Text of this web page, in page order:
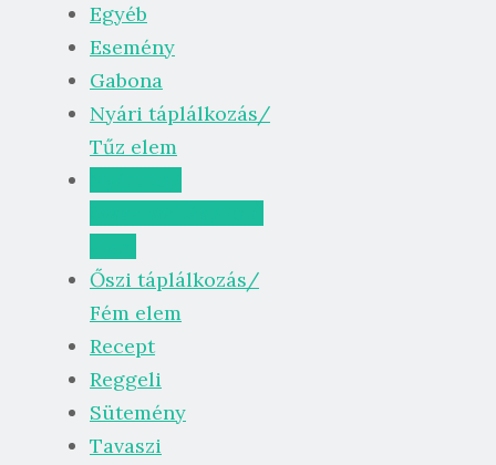
Egyéb
Esemény
Gabona
Nyári táplálkozás/
Tűz elem
Őszi táplálkozás/
Fém elem
Recept
Reggeli
Sütemény
Tavaszi